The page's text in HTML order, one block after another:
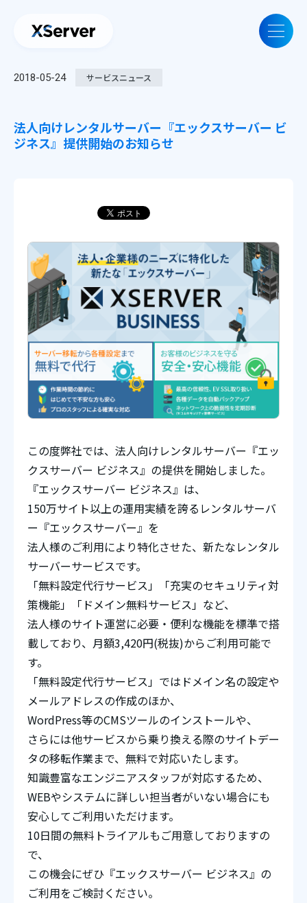
2018-05-24 サービスニュース
法人向けレンタルサーバー『エックスサーバー ビ
ジネス』提供開始のお知らせ
この度弊社では、法人向けレンタルサーバー『エッ
クスサーバー ビジネス』の提供を開始しました。
『エックスサーバー ビジネス』は、
150万サイト以上の運用実績を誇るレンタルサーバ
ー『エックスサーバー』を
法人様のご利用により特化させた、新たなレンタル
サーバーサービスです。
「無料設定代行サービス」「充実のセキュリティ対
策機能」「ドメイン無料サービス」など、
法人様のサイト運営に必要・便利な機能を標準で搭
載しており、月額3,420円(税抜)からご利用可能で
す。
「無料設定代行サービス」ではドメイン名の設定や
メールアドレスの作成のほか、
WordPress等のCMSツールのインストールや、
さらには他サービスから乗り換える際のサイトデー
タの移転作業まで、無料で対応いたします。
知識豊富なエンジニアスタッフが対応するため、
WEBやシステムに詳しい担当者がいない場合にも
安心してご利用いただけます。
10日間の無料トライアルもご用意しておりますの
で、
この機会にぜひ『エックスサーバー ビジネス』の
ご利用をご検討ください。